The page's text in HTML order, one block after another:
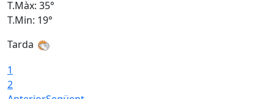
T.Màx: 35°
T.Min: 19°
Tarda
1
2